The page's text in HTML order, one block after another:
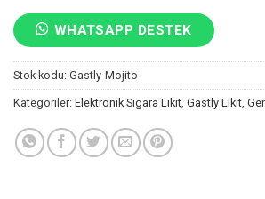
WHATSAPP DESTEK
Stok kodu: Gastly-Mojito
Kategoriler: Elektronik Sigara Likit Gastly Likit